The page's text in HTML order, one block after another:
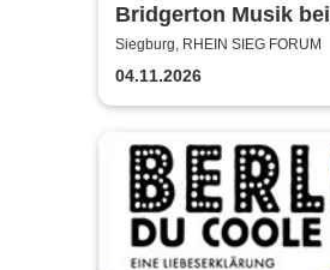
Bridgerton Musik bei
Kerzenschein
Siegburg, RHEIN SIEG FORUM
04.11.2026